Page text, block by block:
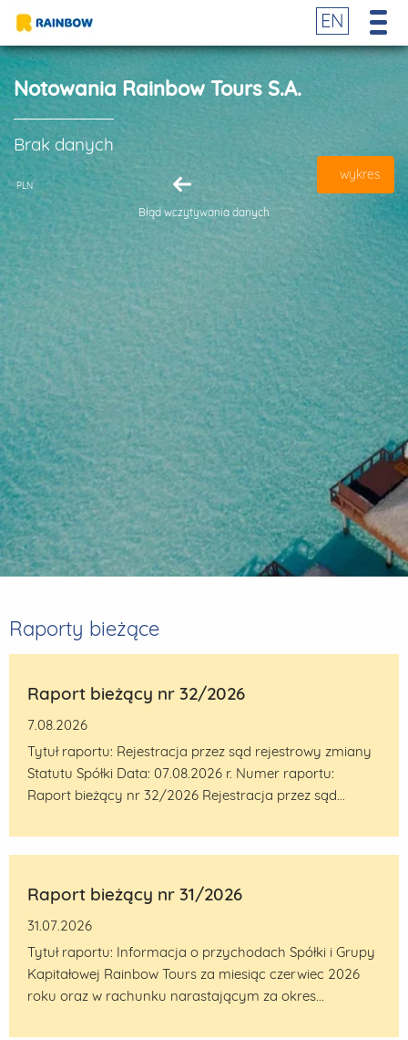
EN
Notowania Rainbow Tours S.A.
Brak danych
Błąd wczytywania danych
PLN
wykres
Raporty bieżące
Raport bieżący nr 32/2026
7.08.2026
Tytuł raportu: Rejestracja przez sąd rejestrowy zmiany
Statutu Spółki Data: 07.08.2026 r. Numer raportu:
Raport bieżący nr 32/2026 Rejestracja przez sąd...
Raport bieżący nr 31/2026
31.07.2026
Tytuł raportu: Informacja o przychodach Spółki i Grupy
Kapitałowej Rainbow Tours za miesiąc czerwiec 2026
roku oraz w rachunku narastającym za okres...